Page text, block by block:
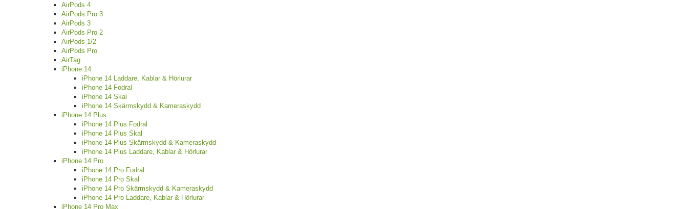
AirPods 4
AirPods Pro 3
AirPods 3
AirPods Pro 2
AirPods 1/2
AirPods Pro
AirTag
iPhone 14
iPhone 14 Laddare, Kablar & Hörlurar
iPhone 14 Fodral
iPhone 14 Skal
iPhone 14 Skärmskydd & Kameraskydd
iPhone 14 Plus
iPhone 14 Plus Fodral
iPhone 14 Plus Skal
iPhone 14 Plus Skärmskydd & Kameraskydd
iPhone 14 Plus Laddare, Kablar & Hörlurar
iPhone 14 Pro
iPhone 14 Pro Fodral
iPhone 14 Pro Skal
iPhone 14 Pro Skärmskydd & Kameraskydd
iPhone 14 Pro Laddare, Kablar & Hörlurar
iPhone 14 Pro Max